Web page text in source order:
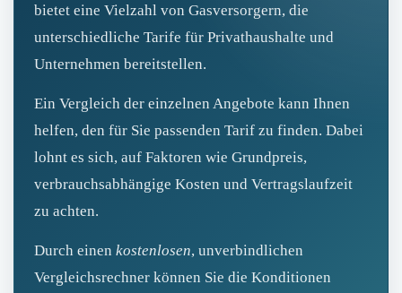
bietet eine Vielzahl von Gasversorgern, die
unterschiedliche Tarife für Privathaushalte und
Unternehmen bereitstellen.
Ein Vergleich der einzelnen Angebote kann Ihnen
helfen, den für Sie passenden Tarif zu finden. Dabei
lohnt es sich, auf Faktoren wie Grundpreis,
verbrauchsabhängige Kosten und Vertragslaufzeit
zu achten.
Durch einen kostenlosen, unverbindlichen
Vergleichsrechner können Sie die Konditionen